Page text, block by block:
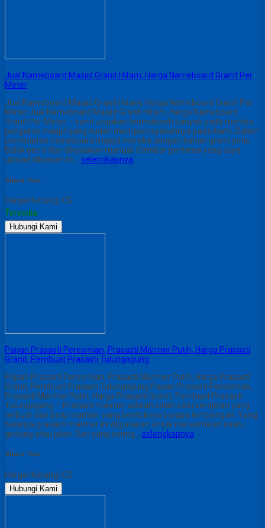
Jual Nameboard Masjid Granit Hitam, Harga Nameboard Granit Per
Meter
Jual Nameboard Masjid Granit Hitam, Harga Nameboard Granit Per
Meter Jual Nameboard Masjid Granit Hitam, Harga Nameboard
Granit Per Meter – kami ucapkan terimakasih banyak pada mereka
pengurus masjid yang sudah mempercayakannya pada kami. Dalam
pembuatan nameboard masjid mereka dengan bahan granit jenis
Balck nerro dan dikerjakan manual. Gambar pertama yang saya
upload dibawah ini… selengkapnya
Share This :
Harga Hubungi CS
Tersedia
Hubungi Kami
Papan Prasasti Peresmian, Prasasti Marmer Putih, Harga Prasasti
Granit, Pembuat Prasasti Tulungagung
Papan Prasasti Peresmian, Prasasti Marmer Putih, Harga Prasasti
Granit, Pembuat Prasasti Tulungagung Papan Prasasti Peresmian,
Prasasti Marmer Putih, Harga Prasasti Granit, Pembuat Prasasti
Tulungagung – Prasasti marmer adalah salah satu kerajinan yang
terbuat dari batu marmer yang bentuknya berupa lempengan. Yang
biaanya prasasti marmer ini digunakan untuk meresmikan suatu
gedung atau jalan. Dan yang sering… selengkapnya
Share This :
Harga Hubungi CS
Hubungi Kami